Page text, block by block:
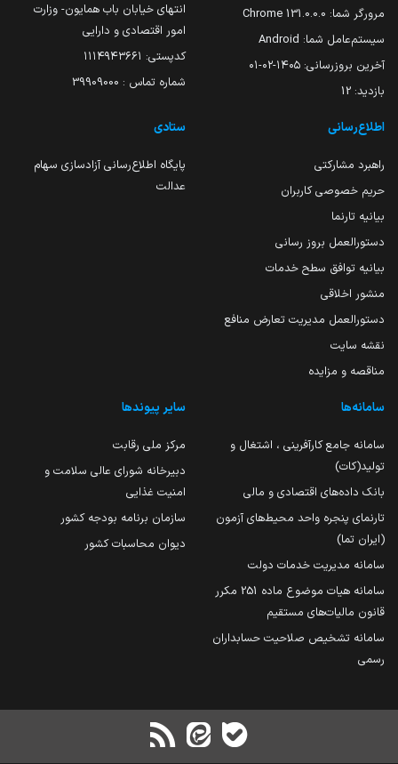
مرورگر شما: 131.0.0.0 Chrome
سیستم‌عامل شما: Android
آخرین بروزرسانی: ۱۴۰۵-۰۲-۰۱
بازدید: 12
انتهای خیابان باب همایون- وزارت
امور اقتصادی و دارایی
کدپستی: ۱۱۱۴۹۴۳۶۶۱
شماره تماس : 39909000
اطلاع‌رسانی
راهبرد مشارکتی
حریم خصوصی کاربران
بیانیه تارنما
دستورالعمل بروز رسانی
بیانیه توافق سطح خدمات
منشور اخلاقی
دستورالعمل مدیریت تعارض منافع
نقشه سایت
مناقصه و مزایده
ستادی
پایگاه اطلاع‌رسانی آزادسازی سهام
عدالت
سامانه‌ها
سامانه جامع کارآفرینی ، اشتغال و
تولید(کات)
بانک داده‌های اقتصادی و مالی
تارنمای پنجره واحد محیط‌های آزمون
(ایران تما)
سامانه مدیریت خدمات دولت
سامانه هیات موضوع ماده 251 مکرر
قانون مالیات‌های مستقیم
سامانه تشخیص صلاحیت حسابداران
رسمی
سایر پیوندها
مرکز ملی رقابت
دبیرخانه شورای عالی سلامت و
امنیت غذایی
سازمان برنامه بودجه کشور
دیوان محاسبات کشور